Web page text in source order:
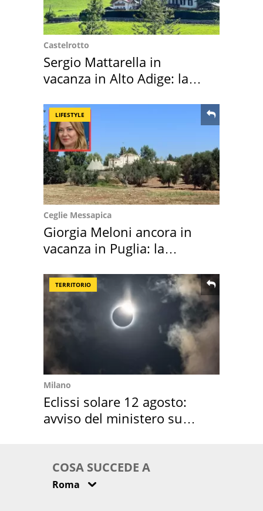
Castelrotto
Sergio Mattarella in
vacanza in Alto Adige: la
LIFESTYLE
Ceglie Messapica
Giorgia Meloni ancora in
vacanza in Puglia: la
TERRITORIO
Milano
Eclissi solare 12 agosto:
avviso del ministero su